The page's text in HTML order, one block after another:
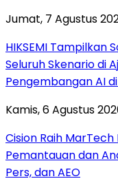
Jumat, 7 Agustus
HIKSEMI Tampilkan
Seluruh Skenario di
Pengembangan AI
Kamis, 6 Agustus
Cision Raih
Pemantauan dan
Pers, dan AEO